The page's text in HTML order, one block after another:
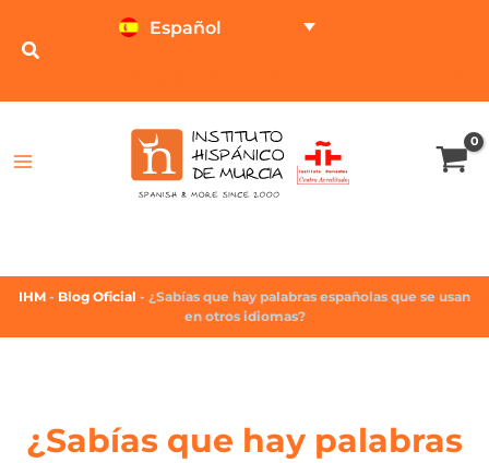
Español
IHM - Blog Oficial - ¿Sabías que hay palabras españolas que se usan
en otros idiomas?
¿Sabías que hay palabras